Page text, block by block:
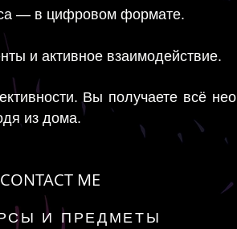
— в цифровом формате.
и активное взаимодействие.
Вы получаете всё
из дома.
CONTACT ME
И ПРЕДМЕТЫ